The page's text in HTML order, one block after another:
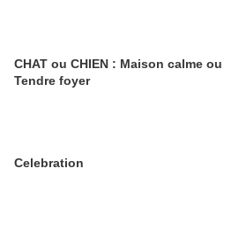
CHAT ou CHIEN : Maison calme ou
Tendre foyer
Celebration